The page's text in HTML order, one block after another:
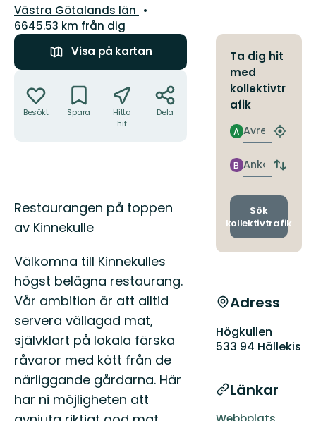
Län:
Västra Götalands län
6645.53 km från dig
Visa på kartan
Besökt Spara
Hitta
hit
Dela
Beskrivning
Restaurangen på toppen
av Kinnekulle
Välkomna till Kinnekulles
högst belägna restaurang.
Vår ambition är att alltid
servera vällagad mat,
självklart på lokala färska
råvaror med kött från de
närliggande gårdarna. Här
har ni möjligheten att
Ta dig hit
med
kollektivtr
afik
Avresa
A
Hitta
Ankomst
B
Byt
och
Sök
kollektivtrafik
Adress
Högkullen
533 94 Hällekis
Länkar